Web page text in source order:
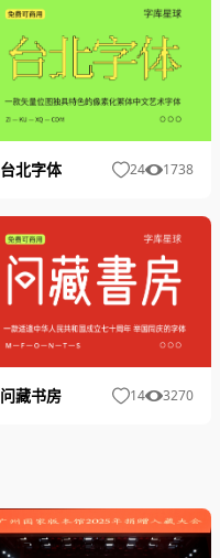
台北字体 24 1738
问藏书房 14 3270